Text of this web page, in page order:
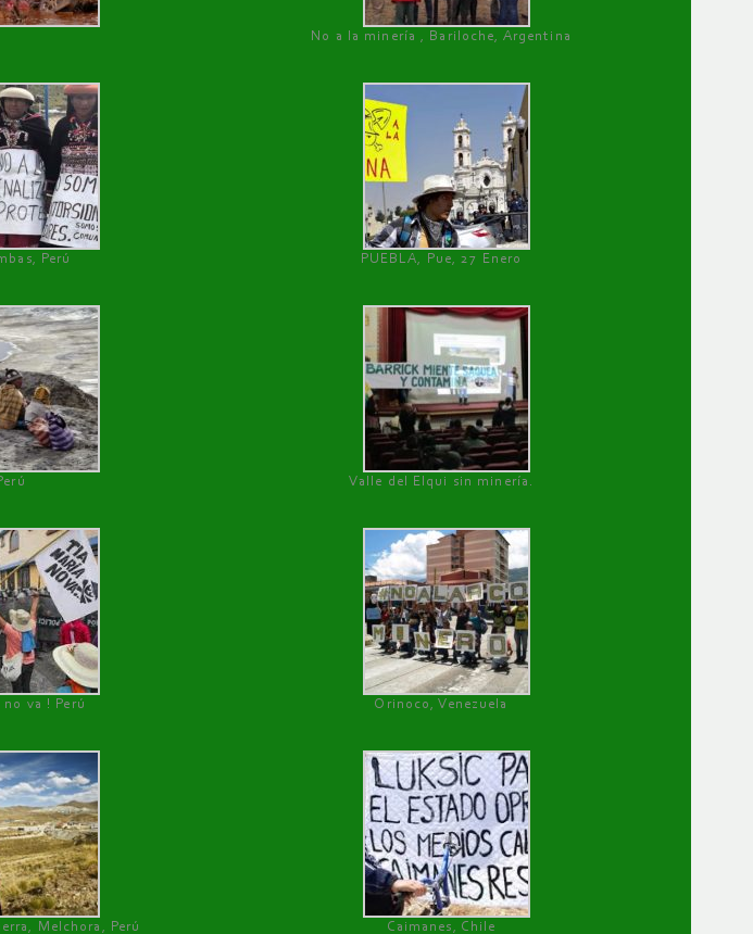
No a la minería , Bariloche, Argentina
Perú PUEBLA, Pue, 27 Enero
Valle del Elqui sin minería.
va ! Perú Orinoco, Venezuela
Melchora, Perú Caimanes, Chile